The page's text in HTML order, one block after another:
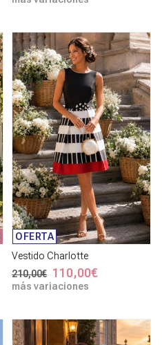
OFERTA
Vestido Charlotte
210,00€ 110,00€
más variaciones